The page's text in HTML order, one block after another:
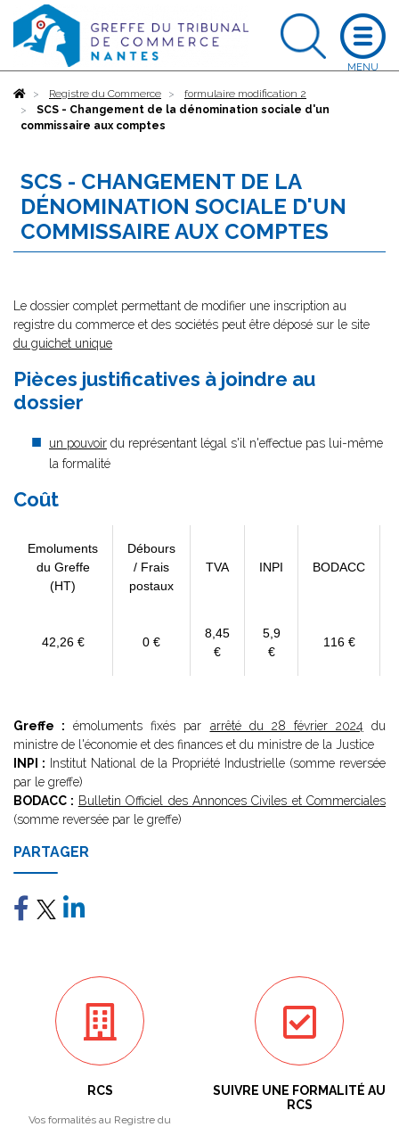
AccueilRegistre du Commerce
formulaire modification 2
SCS - Changement de la dénomination sociale d'un
commissaire aux comptes
SCS - CHANGEMENT DE LA
DÉNOMINATION SOCIALE D'UN
COMMISSAIRE AUX COMPTES
Le dossier complet permettant de modifier une inscription au
registre du commerce et des sociétés peut être déposé sur le site
du guichet unique
Pièces justificatives à joindre au
dossier
un pouvoir du représentant légal s'il n'effectue pas lui-même
la formalité
Coût
Emoluments
du Greffe
(HT)
Débours
/ Frais
postaux
TVA INPI BODACC
42,26 € 0 €
8,45
€
5,9
€
116 €
Greffe : émoluments fixés par arrêté du 28 février 2024 du
ministre de l'économie et des finances et du ministre de la Justice
INPI : Institut National de la Propriété Industrielle (somme reversée
par le greffe)
BODACC : Bulletin Officiel des Annonces Civiles et Commerciales
(somme reversée par le greffe)
PARTAGER
RCS
Vos formalités au Registre du
SUIVRE UNE FORMALITÉ AU
RCS